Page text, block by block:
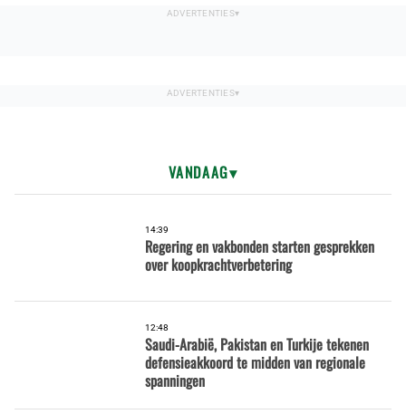
VANDAAG
14:39
Regering en vakbonden starten gesprekken
over koopkrachtverbetering
12:48
Saudi-Arabië, Pakistan en Turkije tekenen
defensieakkoord te midden van regionale
spanningen